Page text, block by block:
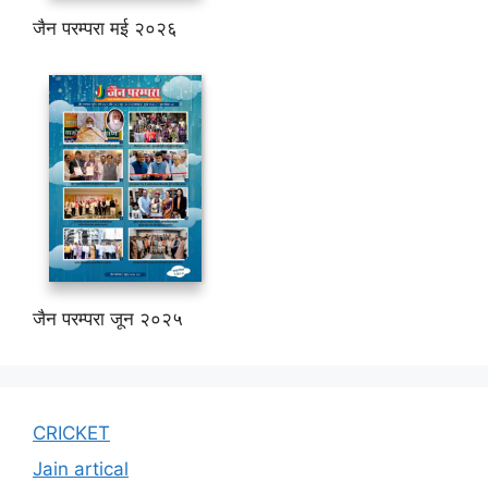
जैन परम्परा मई २०२६
जैन परम्परा जून २०२५
CRICKET
Jain artical